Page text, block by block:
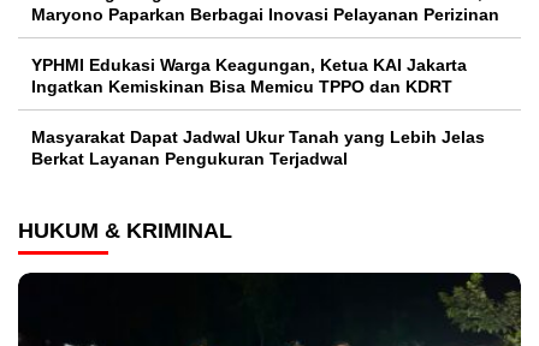
Maryono Paparkan Berbagai Inovasi Pelayanan Perizinan
YPHMI Edukasi Warga Keagungan, Ketua KAI Jakarta
Ingatkan Kemiskinan Bisa Memicu TPPO dan KDRT
Masyarakat Dapat Jadwal Ukur Tanah yang Lebih Jelas
Berkat Layanan Pengukuran Terjadwal
HUKUM & KRIMINAL